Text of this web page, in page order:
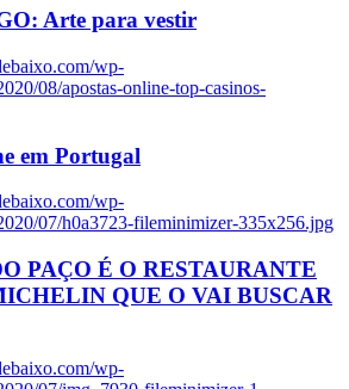
Arte para vestir
wp-
08/apostas-online-top-casinos-
em Portugal
wp-
07/h0a3723-fileminimizer-335x256.jpg
PAÇO É O RESTAURANTE
QUE O VAI BUSCAR
wp-